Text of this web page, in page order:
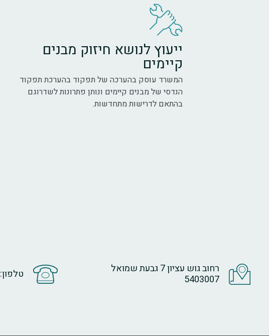
ייעוץ לנושא חיזוק מבנים
קיימים
המשרד עוסק בהערכה של תפקוד בהערכת תפקוד
הנדסי של מבנים קיימים ונותן פתרונות לשדרוגם
בהתאם לדרישות מתחדשות.
רחוב גוש עציון 7 גבעת שמואל
5403007
טלפון: 073-2709700